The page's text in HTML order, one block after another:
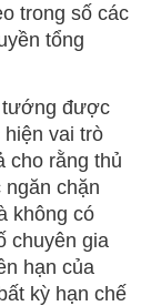
trong số các
tổng
tướng được
vai trò
cho rằng thủ
chặn
không có
chuyên gia
hạn của
kỳ hạn chế